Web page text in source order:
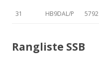
31 HB9DAL/P 5792
Rangliste SSB